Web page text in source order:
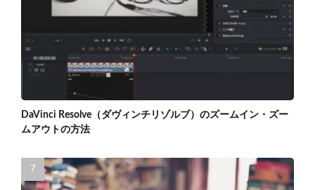
DaVinci Resolve（ダヴィンチリゾルブ）のズームイン・ズー
ムアウトの方法